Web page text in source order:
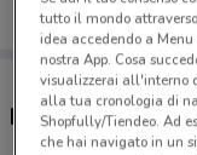
Negozi Aldi a
tutto il mondo
idea accedendo a
nostra App. Cosa
visualizzerai all'interno
alla tua cronologia di
Shopfully/Tiendeo. Ad
che hai navigato in un